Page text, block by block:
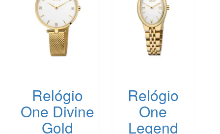
Relógio
One Divine
Gold
Relógio
One
Legend